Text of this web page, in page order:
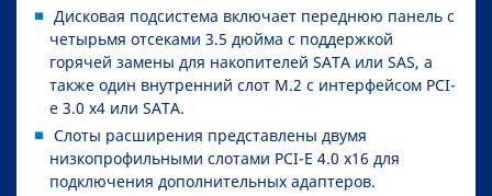
Дисковая подсистема включает переднюю панель с
четырьмя отсеками 3.5 дюйма с поддержкой
горячей замены для накопителей SATA или SAS, а
также один внутренний слот M.2 с интерфейсом PCI-
e 3.0 x4 или SATA.
Слоты расширения представлены двумя
низкопрофильными слотами PCI-E 4.0 x16 для
подключения дополнительных адаптеров.